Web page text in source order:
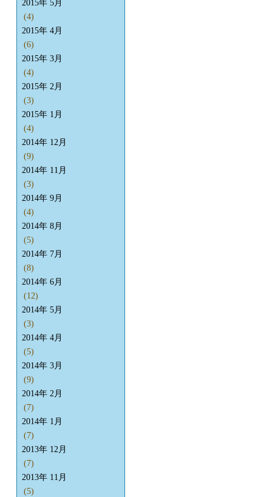
2015年 5月
(4)
2015年 4月
(6)
2015年 3月
(4)
2015年 2月
(3)
2015年 1月
(4)
2014年 12月
(9)
2014年 11月
(3)
2014年 9月
(4)
2014年 8月
(5)
2014年 7月
(8)
2014年 6月
(12)
2014年 5月
(3)
2014年 4月
(5)
2014年 3月
(9)
2014年 2月
(7)
2014年 1月
(7)
2013年 12月
(7)
2013年 11月
(5)